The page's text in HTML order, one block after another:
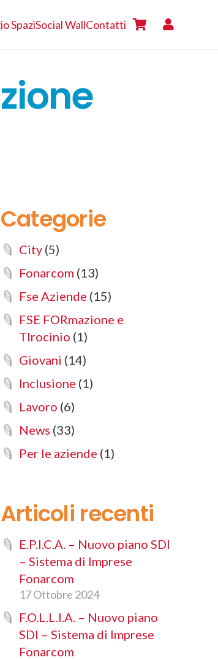
SpaziSocial WallContatti
Categorie
City(5)
Fonarcom (13)
Fse Aziende (15)
FSE FORmazione e
TIrocinio (1)
Giovani (14)
Inclusione (1)
Lavoro (6)
News (33)
Per le aziende (1)
Articoli recenti
E.P.I.C.A. – Nuovo piano SDI
– Sistema di Imprese
Fonarcom
17 Ottobre 2024
F.O.L.L.I.A. – Nuovo piano
SDI – Sistema di Imprese
Fonarcom